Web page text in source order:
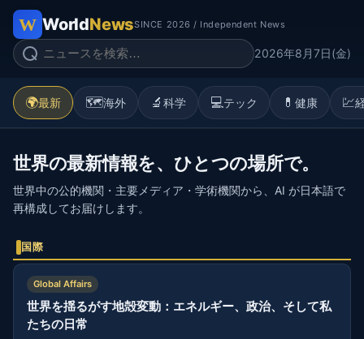
WorldNewsSINCE 2026 / Independent News
2026年8月7日(金)
🌍最新 🗺️海外 🔬 科学 💻テック 💊 健康 💹
世界の最新情報を、ひとつの場所で。
世界中の公的機関・主要メディア・学術機関から、AI が日本語で
再構成してお届けします。
国際
Global Affairs
世界を揺るがす地殻変動：エネルギー、政治、そして私
たちの日常